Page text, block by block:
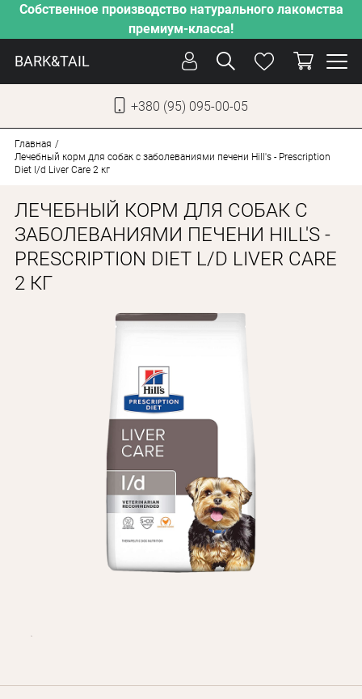
Собственное производство натурального лакомства
премиум-класса!
BARK&TAIL
+380 (95) 095-00-05
КОТЫ
ОТ ЖАРЫ
НАШЕ ПРОИЗВОДСТВО
АКЦИИ
БЛОГ
Оплата и доставка
Программа лояльности
О Нас
Оптовым клиентам
Контакты
+380 (95) 095-00-05
Главная
Лечебный корм для собак с заболеваниями печени Hill's - Prescription
Diet l/d Liver Care 2 кг
ЛЕЧЕБНЫЙ КОРМ ДЛЯ СОБАК С
ЗАБОЛЕВАНИЯМИ ПЕЧЕНИ HILL'S -
PRESCRIPTION DIET L/D LIVER CARE
2 КГ